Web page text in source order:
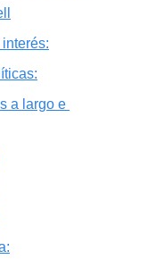
a largo e